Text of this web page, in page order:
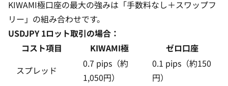
KIWAMI極口座の最大の強みは「手数料なし＋スワップフ
リー」の組み合わせです。
USDJPY 1ロット取引の場合：
コスト項目
KIWAMI極
ゼロ口座
スプレッド
0.7 pips（約
1,050円）
0.1 pips（約150
円）